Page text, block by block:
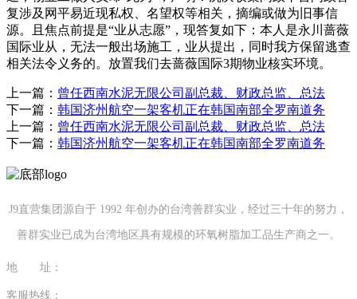
复涉及网平易近现私权、名望权等相关，摘编或做为旧事信
源。且焦点前提是“业从志愿”，现答复如下：本人是永川蔷薇
国际业从，无法一般出场施工，业从提出，同时我方保留逃查
相关法令义务的。放置我们去蔷薇国际3期物业核实环境。
上一篇： 曾任西南水泥无限公司副总裁、财政总监、总法
下一篇： 韩国济州航空一架客机正在韩国南部全罗南道务
上一篇： 曾任西南水泥无限公司副总裁、财政总监、总法
下一篇： 韩国济州航空一架客机正在韩国南部全罗南道务
J9直营集团源自于 1992 年创办的台湾善群实业，经过三十年的努力，
善群实业已成为台湾地区具有规模的环氧树脂加工品生产商之一。
地 址：
客服热线：